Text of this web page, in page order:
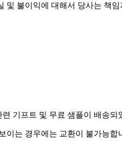
및 불이익에 대해서 당사는 책임
기프트 및 무료 샘플이 배송되
이는 경우에는 교환이 불가능합